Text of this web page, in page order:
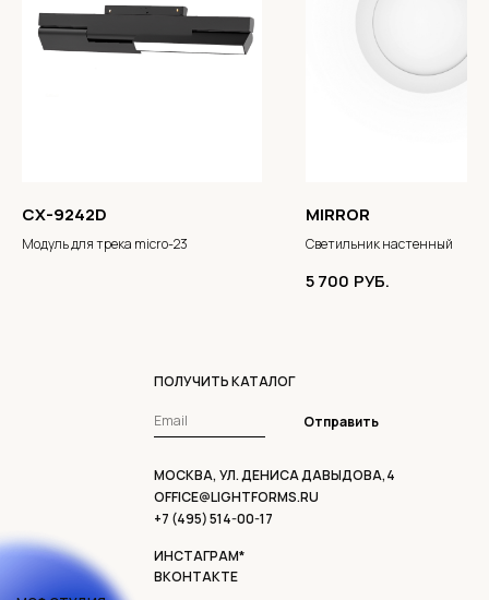
CX-9242D
Модуль для трека micro-23
MIRROR
Светильник настенный
5 700 РУБ.
МОСКВА, УЛ. ДЕНИСА ДАВЫДОВА,4
ПОЛУЧИТЬ КАТАЛОГ
ИНСТАГРАМ*
ВКОНТАКТЕ
+7 (495) 514-00-17
OFFICE@LIGHTFORMS.RU
Отправить